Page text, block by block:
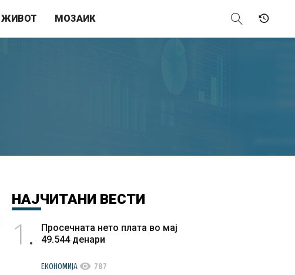
ЖИВОТ МОЗАИК
НАЈЧИТАНИ ВЕСТИ
1
Просечната нето плата во мај
49.544 денари
ЕКОНОМИЈА visibility 787